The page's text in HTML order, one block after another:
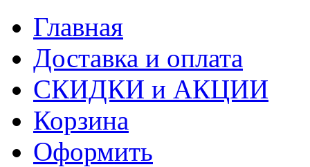
Главная
Доставка и оплата
СКИДКИ и АКЦИИ
Корзина
Оформить